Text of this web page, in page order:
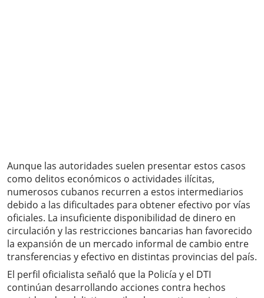
Aunque las autoridades suelen presentar estos casos
como delitos económicos o actividades ilícitas,
numerosos cubanos recurren a estos intermediarios
debido a las dificultades para obtener efectivo por vías
oficiales. La insuficiente disponibilidad de dinero en
circulación y las restricciones bancarias han favorecido
la expansión de un mercado informal de cambio entre
transferencias y efectivo en distintas provincias del país.
El perfil oficialista señaló que la Policía y el DTI
continúan desarrollando acciones contra hechos